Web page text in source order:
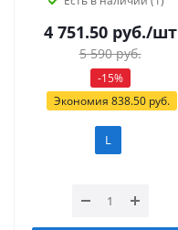
4 751.50руб./шт
5 590руб.
-15%
Экономия 838.50руб.
L